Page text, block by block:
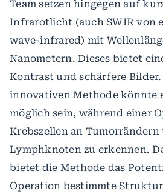
Team setzen hingegen auf
Infrarotlicht (auch SWIR von
wave-infrared) mit
Nanometern. Dieses bietet
Kontrast und schärfere
innovativen Methode könnte
möglich sein, während einer
Krebszellen an Tumorrändern
Lymphknoten zu erkennen.
bietet die Methode das
Operation bestimmte